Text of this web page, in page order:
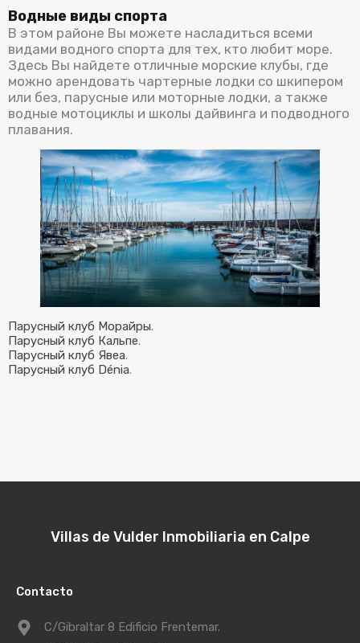
Водные виды спорта
В этом районе Вы можете насладиться всеми
видами водного спорта для тех, кто любит море.
Здесь Вы найдете отличные морские клубы, где
можно арендовать чартерные лодки со шкипером
или без, парусные или моторные лодки, а также
водные мотоциклы и школы дайвинга и подводного
плавания.
Парусный клуб Морайры.
Парусный клуб Кальпе.
Парусный клуб Явеа.
Парусный клуб Dénia.
Villas de Vulder Inmobiliaria en Calpe
Contacto
C/Gibraltar 8 Edificio Frentemar.